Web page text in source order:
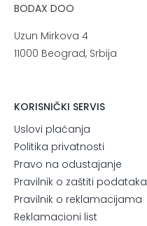
BODAX DOO
Uzun Mirkova 4
11000 Beograd, Srbija
KORISNIČKI SERVIS
Uslovi plaćanja
Politika privatnosti
Pravo na odustajanje
Pravilnik o zaštiti podataka
Pravilnik o reklamacijama
Reklamacioni list